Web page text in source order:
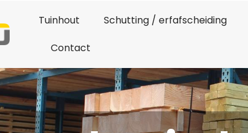
Tuinhout Schutting / erfafscheiding
Contact